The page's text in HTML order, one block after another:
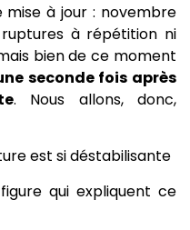
à jour : novembre
à répétition ni
bien de ce moment
seconde fois après
. Nous allons, donc,
est si déstabilisante
qui expliquent ce